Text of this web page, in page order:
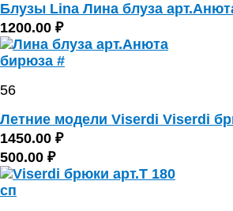
Блузы Lina Лина блуза
1200.00 ₽
56
Летние модели Viserdi Viserdi
1450.00 ₽
500.00 ₽